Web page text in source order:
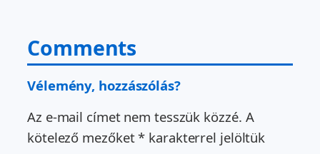
Comments
Vélemény, hozzászólás?
Az e-mail címet nem tesszük közzé. A
kötelező mezőket* karakterrel jelöltük